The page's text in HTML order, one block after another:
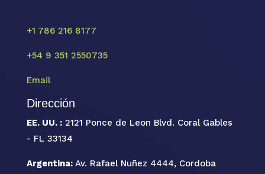
+1 786 216 8177
+54 9 351 2550735
Email
Dirección
EE. UU. : 2121 Ponce de Leon Blvd. Coral Gables
- FL 33134
Argentina: Av. Rafael Nuñez 4444, Cordoba